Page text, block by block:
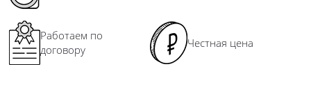
Работаем по
договору
Честная цена